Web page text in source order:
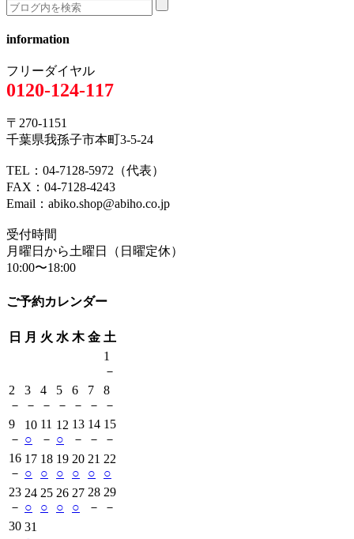
information
フリーダイヤル
0120-124-117
〒270-1151
千葉県我孫子市本町3-5-24
TEL：04-7128-5972（代表）
FAX：04-7128-4243
Email：abiko.shop@abiho.co.jp
受付時間
月曜日から土曜日（日曜定休）
10:00〜18:00
ご予約カレンダー
日 月 火 水 木 金 土
1
－
2
－
3
－
4
－
5
－
6
－
7
－
8
－
9
－
10
○
11
－
12
○
13
－
14
－
15
－
16
－
17
○
18
○
19
○
20
○
21
○
22
○
23
－
24
○
25
○
26
○
27
○
28
－
29
－
30 31